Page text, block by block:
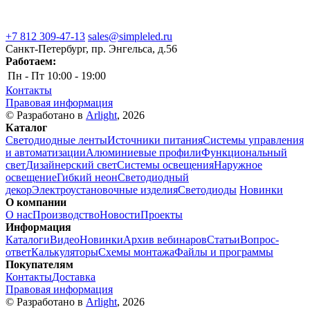
+7 812 309-47-13 sales@simpleled.ru
Санкт-Петербург, пр. Энгельса, д.56
Работаем:
Пн - Пт 10:00 - 19:00
Контакты
Правовая информация
© Разработано в Arlight, 2026
Каталог
Светодиодные лентыИсточники питанияСистемы управления
и автоматизацииАлюминиевые профилиФункциональный
светДизайнерский светСистемы освещенияНаружное
освещениеГибкий неонСветодиодный
декорЭлектроустановочные изделияСветодиоды Новинки
О компании
О насПроизводствоНовостиПроекты
Информация
КаталогиВидеоНовинкиАрхив вебинаровСтатьиВопрос-
ответКалькуляторыСхемы монтажаФайлы и программы
Покупателям
КонтактыДоставка
Правовая информация
© Разработано в Arlight, 2026